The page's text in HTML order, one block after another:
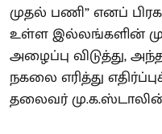
முதல் பணி” எனப்
உள்ள இல்லங்களின்
அழைப்பு விடுத்து,
நகலை எரித்து
தலைவர்